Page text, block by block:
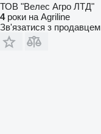
ТОВ "Велес Агро ЛТД"
4роки на Agriline
Зв'язатися з продавцем